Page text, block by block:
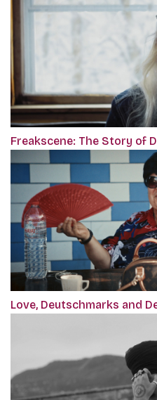
Freakscene: The Story of
Love, Deutschmarks and